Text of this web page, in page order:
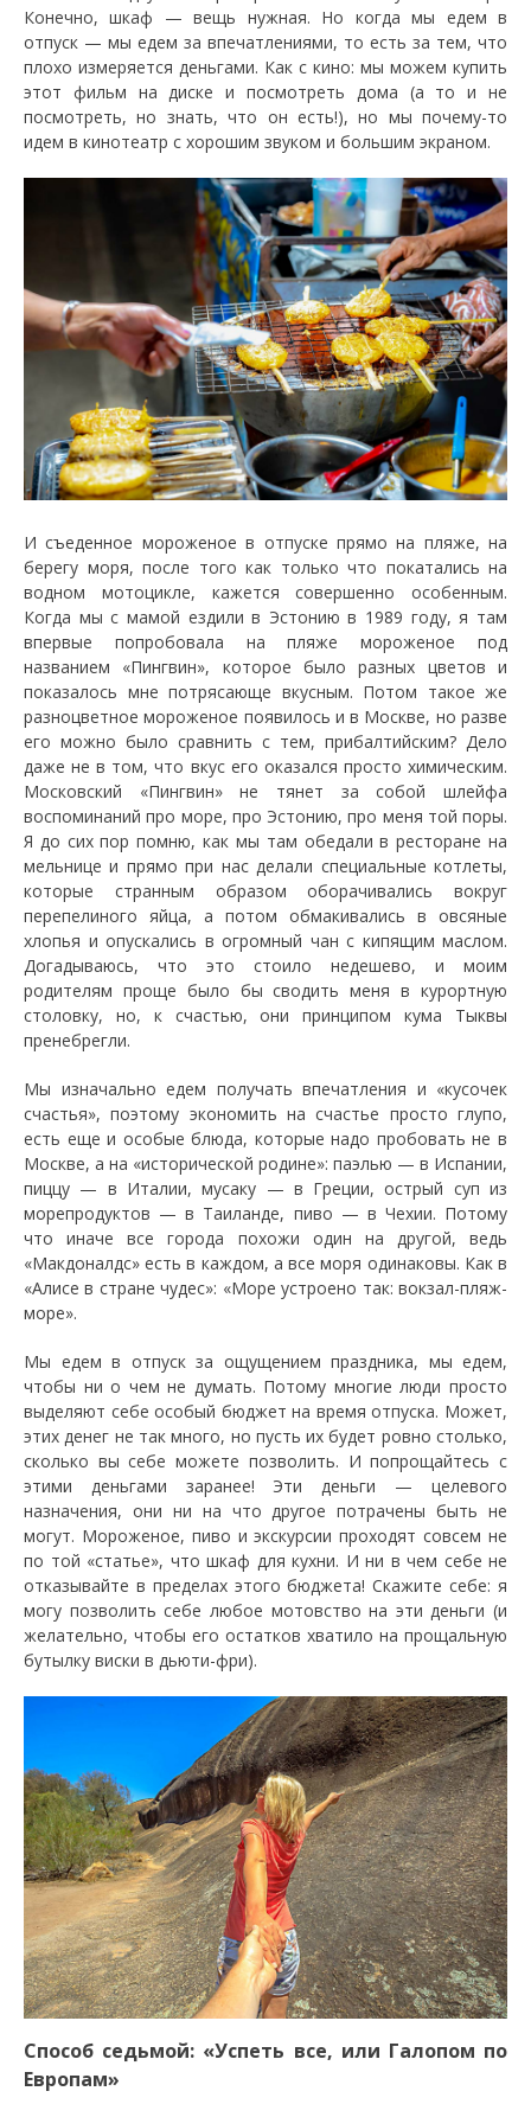
Конечно, шкаф — вещь нужная. Но когда мы едем в
отпуск — мы едем за впечатлениями, то есть за тем, что
плохо измеряется деньгами. Как с кино: мы можем купить
этот фильм на диске и посмотреть дома (а то и не
посмотреть, но знать, что он есть!), но мы почему-то
идем в кинотеатр с хорошим звуком и большим экраном.
И съеденное мороженое в отпуске прямо на пляже, на
берегу моря, после того как только что покатались на
водном мотоцикле, кажется совершенно особенным.
Когда мы с мамой ездили в Эстонию в 1989 году, я там
впервые попробовала на пляже мороженое под
названием «Пингвин», которое было разных цветов и
показалось мне потрясающе вкусным. Потом такое же
разноцветное мороженое появилось и в Москве, но разве
его можно было сравнить с тем, прибалтийским? Дело
даже не в том, что вкус его оказался просто химическим.
Московский «Пингвин» не тянет за собой шлейфа
воспоминаний про море, про Эстонию, про меня той поры.
Я до сих пор помню, как мы там обедали в ресторане на
мельнице и прямо при нас делали специальные котлеты,
которые странным образом оборачивались вокруг
перепелиного яйца, а потом обмакивались в овсяные
хлопья и опускались в огромный чан с кипящим маслом.
Догадываюсь, что это стоило недешево, и моим
родителям проще было бы сводить меня в курортную
столовку, но, к счастью, они принципом кума Тыквы
пренебрегли.
Мы изначально едем получать впечатления и «кусочек
счастья», поэтому экономить на счастье просто глупо,
есть еще и особые блюда, которые надо пробовать не в
Москве, а на «исторической родине»: паэлью — в Испании,
пиццу — в Италии, мусаку — в Греции, острый суп из
морепродуктов — в Таиланде, пиво — в Чехии. Потому
что иначе все города похожи один на другой, ведь
«Макдоналдс» есть в каждом, а все моря одинаковы. Как в
«Алисе в стране чудес»: «Море устроено так: вокзал-пляж-
море».
Мы едем в отпуск за ощущением праздника, мы едем,
чтобы ни о чем не думать. Потому многие люди просто
выделяют себе особый бюджет на время отпуска. Может,
этих денег не так много, но пусть их будет ровно столько,
сколько вы себе можете позволить. И попрощайтесь с
этими деньгами заранее! Эти деньги — целевого
назначения, они ни на что другое потрачены быть не
могут. Мороженое, пиво и экскурсии проходят совсем не
по той «статье», что шкаф для кухни. И ни в чем себе не
отказывайте в пределах этого бюджета! Скажите себе: я
могу позволить себе любое мотовство на эти деньги (и
желательно, чтобы его остатков хватило на прощальную
бутылку виски в дьюти-фри).
Способ седьмой: «Успеть все, или Галопом по
Европам»